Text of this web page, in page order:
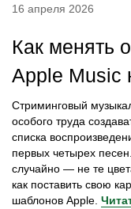
16 апреля 2026
Как менять
Apple Music
Стриминговый
особого труда
списка
первых четырех
случайно — не те
как поставить свою
шаблонов Apple.